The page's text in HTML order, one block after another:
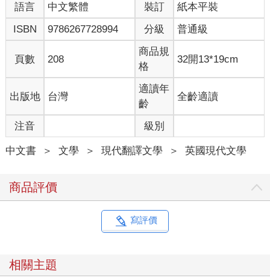
領我得出此結論的思緒脈絡。或許，在我將這番話背後的想法及
偏見一一攤在所有人面前之後，各位終將發現，金錢和房間，確
實不止和女性有些關係，同時也和小說有所關聯。無論如何，遇
到這種備受爭議的主題（只要扯上性別，爭議就不會少）實在很
難指望說出什麼絕對的道理。不管心懷怎樣的真知灼見，一個人
所能做的，也只是談一談自己的想法從何而來罷了。
此外，演說者所能做的，不過是讓聽眾在察覺講者的侷限、偏見
與光怪陸離之特徵後，自行理出自己的結論。這裡所指的小說，
或許比事實更能蘊含真相。所以說，在此我將運用小說家的所有
自由與特權，和各位分享一下我來到此地的兩天前發生的一個故
事。用以說明一下各位交付予我的這道難題，是何等沉重的肩頭
我以下的言論僅是虛構一場，牛橋大學純屬杜撰、弗南學院也不
例外，而「我」這個字，只是為了一個不存在的人所設的便利代
謊言將從我口中傾瀉而出，但其中或許夾雜著幾縷真相；至於這
位自己判斷了。如果毫無價值，那就直接扔進字紙簍，忘得一乾
二淨吧。
語言 中文繁體 裝訂
紙本平裝
ISBN
9786267728994 分級 普通級
頁數 208
商品規
格
32開13*19cm
出版地 台灣
適讀年
齡
全齡適讀
注音 級別
中文書 ＞ 文學 ＞ 現代翻譯文學 ＞ 英國現代文學
商品評價
寫評價
相關主題